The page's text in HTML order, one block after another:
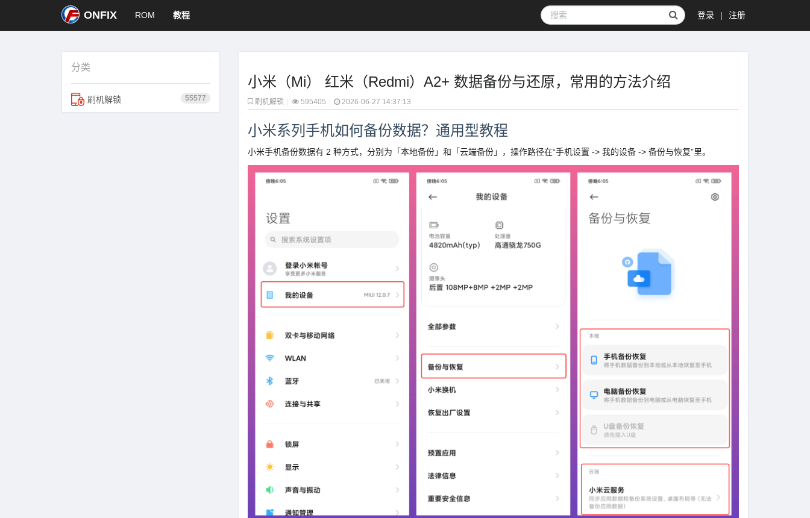
ONFIX ROM 教程 登录 | 注册
分类
55577
刷机解锁
小米（Mi） 红米（Redmi）A2+ 数据备份与还原，常用的方法介绍
刷机解锁 595405 2026-06-27 14:37:13
小米系列手机如何备份数据？通用型教程
小米手机备份数据有 2 种方式，分别为「本地备份」和「云端备份」，操作路径在“手机设置 -> 我的设备 -> 备份与恢复”里。